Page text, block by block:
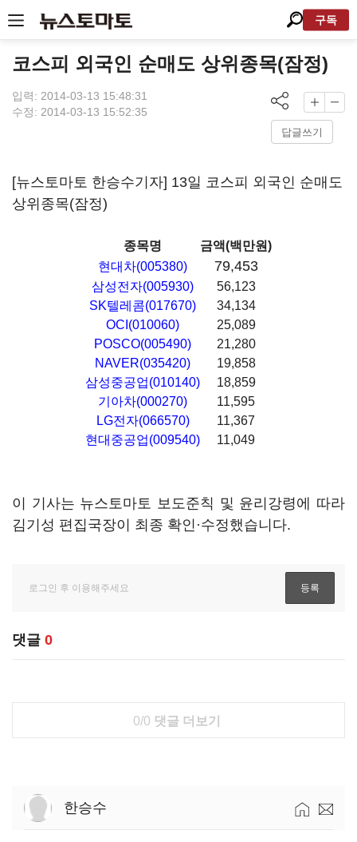
구독
코스피 외국인 순매도 상위종목(잠정)
입력: 2014-03-13 15:48:31
수정: 2014-03-13 15:52:35
답글쓰기
[뉴스토마토 한승수기자] 13일 코스피 외국인 순매도
상위종목(잠정)
종목명
금액(백만원)
현대차(005380)
79,453
삼성전자(005930)
56,123
SK텔레콤(017670)
34,134
OCI(010060)
25,089
POSCO(005490)
21,280
NAVER(035420)
19,858
삼성중공업(010140)
18,859
기아차(000270)
11,595
LG전자(066570)
11,367
현대중공업(009540)
11,049
이 기사는 뉴스토마토 보도준칙 및 윤리강령에 따라
김기성 편집국장이 최종 확인·수정했습니다.
댓글 0
0/0 댓글 더보기
한승수